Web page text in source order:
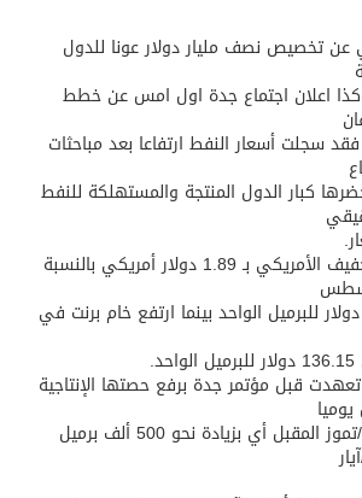
البيت العتيق
“سبيس إكس” تطلق 24 قمرًا صناعيًا جديدًا إلى الفضاء
عن تخصيص نصف مليار دولار عونا للدول
وكذا اعلان اجتماع جدة اول امس عن خطط
فقد سجلت أسعار النفط ارتفاعا بعد مباحثات
كبار الدول المنتجة والمستهلكة للنفط
وارتفع سعر الخام الخفيف الأمريكي بـ 1.89 دولار أمريكي بالنسبة
المقبل إذ تجاوز 136 دولار للبرميل الواحد بينما ارتفع خام برنت في
قبل مؤتمر جدة برفع حصتها الإنتاجية
مع نهاية شهر يوليو/تموز المقبل أي بزيادة نحو 500 ألف برميل